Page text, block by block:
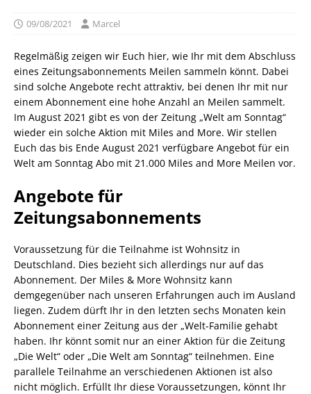
09/08/2021 Marcel
Regelmäßig zeigen wir Euch hier, wie Ihr mit dem Abschluss
eines Zeitungsabonnements Meilen sammeln könnt. Dabei
sind solche Angebote recht attraktiv, bei denen Ihr mit nur
einem Abonnement eine hohe Anzahl an Meilen sammelt.
Im August 2021 gibt es von der Zeitung „Welt am Sonntag“
wieder ein solche Aktion mit Miles and More. Wir stellen
Euch das bis Ende August 2021 verfügbare Angebot für ein
Welt am Sonntag Abo mit 21.000 Miles and More Meilen vor.
Angebote für
Zeitungsabonnements
Voraussetzung für die Teilnahme ist Wohnsitz in
Deutschland. Dies bezieht sich allerdings nur auf das
Abonnement. Der Miles & More Wohnsitz kann
demgegenüber nach unseren Erfahrungen auch im Ausland
liegen. Zudem dürft Ihr in den letzten sechs Monaten kein
Abonnement einer Zeitung aus der „Welt-Familie gehabt
haben. Ihr könnt somit nur an einer Aktion für die Zeitung
„Die Welt“ oder „Die Welt am Sonntag“ teilnehmen. Eine
parallele Teilnahme an verschiedenen Aktionen ist also
nicht möglich. Erfüllt Ihr diese Voraussetzungen, könnt Ihr